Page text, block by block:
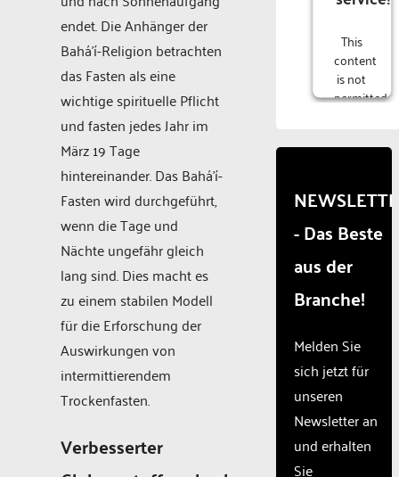
endet. Die Anhänger der
Bahá’í-Religion betrachten
das Fasten als eine
wichtige spirituelle Pflicht
und fasten jedes Jahr im
März 19 Tage
hintereinander. Das Bahá’í-
Fasten wird durchgeführt,
wenn die Tage und
Nächte ungefähr gleich
lang sind. Dies macht es
zu einem stabilen Modell
für die Erforschung der
Auswirkungen von
intermittierendem
Trockenfasten.
Verbesserter
This
content
is not
permitted
due to
that
are
not
disclosed
to the
The
owner
needs
to
setup
the
site
with
- Das Beste
aus der
Branche!
Melden Sie
sich jetzt für
unseren
Newsletter an
und erhalten
Sie